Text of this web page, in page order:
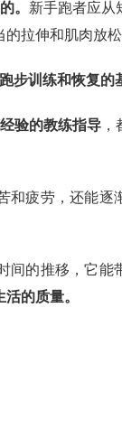
。 新手跑者应从
拉伸和肌肉放
步训练和恢复的
验的教练指导
和疲劳，还能逐
间的推移，它能
的质量。